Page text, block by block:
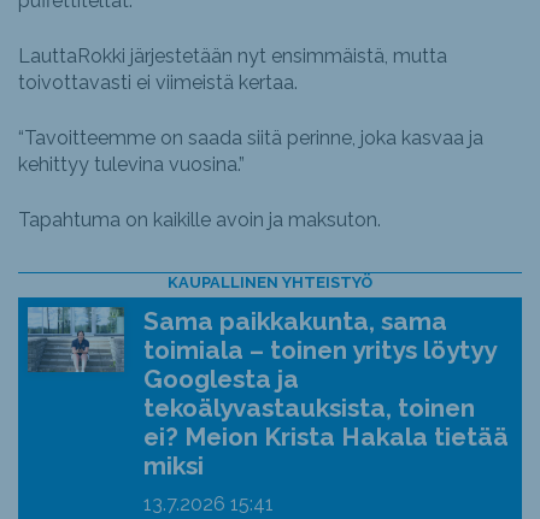
LauttaRokki järjestetään nyt ensimmäistä, mutta
toivottavasti ei viimeistä kertaa.
“Tavoitteemme on saada siitä perinne, joka kasvaa ja
kehittyy tulevina vuosina.”
Tapahtuma on kaikille avoin ja maksuton.
KAUPALLINEN YHTEISTYÖ
Sama paikkakunta, sama
toimiala – toinen yritys löytyy
Googlesta ja
tekoälyvastauksista, toinen
ei? Meion Krista Hakala tietää
miksi
13.7.2026 15:41